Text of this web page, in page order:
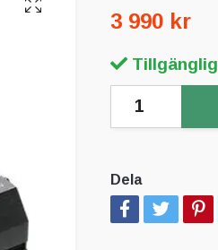
3 990 kr
Tillgänglig
Dela